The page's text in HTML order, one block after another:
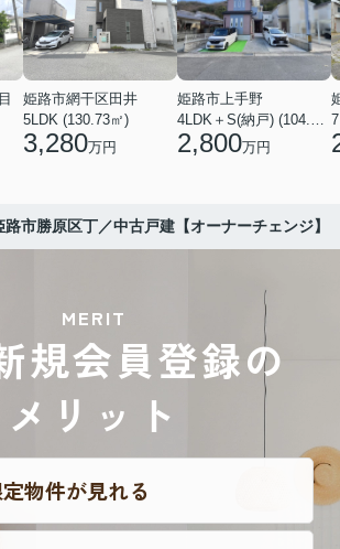
姫路市網干区田井
5LDK (130.73㎡)
3,280万円
姫路市上手野
4LDK＋S(納戸) (104.49㎡)
2,800万円
路市勝原区丁／中古戸建【オーナーチェンジ】
MERIT
規会員登録の
メリット
物件が見れる